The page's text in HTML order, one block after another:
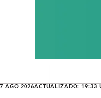
7 AGO 2026ACTUALIZADO: 19:33